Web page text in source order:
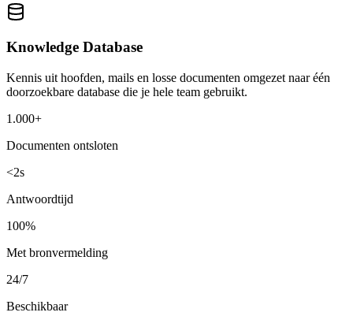
Knowledge Database
Kennis uit hoofden, mails en losse documenten omgezet naar één
doorzoekbare database die je hele team gebruikt.
1.000+
Documenten ontsloten
<2s
Antwoordtijd
100%
Met bronvermelding
24/7
Beschikbaar